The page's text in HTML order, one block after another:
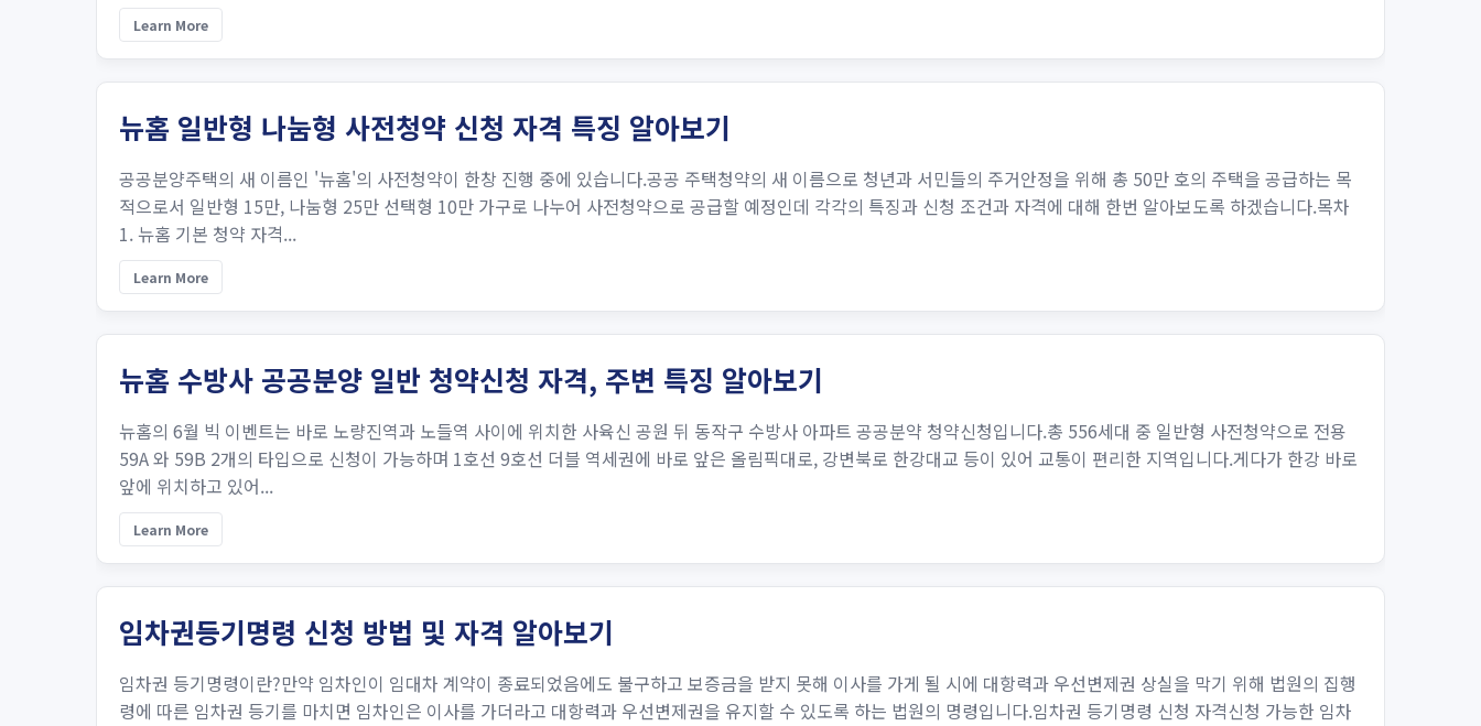
Learn More
뉴홈 일반형 나눔형 사전청약 신청 자격 특징 알아보기
공공분양주택의 새 이름인 '뉴홈'의 사전청약이 한창 진행 중에 있습니다.공공 주택청약의 새 이름으로 청년과 서민들의 주거안정을 위해 총 50만 호의 주택을 공급하는 목
적으로서 일반형 15만, 나눔형 25만 선택형 10만 가구로 나누어 사전청약으로 공급할 예정인데 각각의 특징과 신청 조건과 자격에 대해 한번 알아보도록 하겠습니다.목차
1. 뉴홈 기본 청약 자격...
Learn More
뉴홈 수방사 공공분양 일반 청약신청 자격, 주변 특징 알아보기
뉴홈의 6월 빅 이벤트는 바로 노량진역과 노들역 사이에 위치한 사육신 공원 뒤 동작구 수방사 아파트 공공분약 청약신청입니다.총 556세대 중 일반형 사전청약으로 전용
59A 와 59B 2개의 타입으로 신청이 가능하며 1호선 9호선 더블 역세권에 바로 앞은 올림픽대로, 강변북로 한강대교 등이 있어 교통이 편리한 지역입니다.게다가 한강 바로
앞에 위치하고 있어...
Learn More
임차권등기명령 신청 방법 및 자격 알아보기
임차권 등기명령이란?만약 임차인이 임대차 계약이 종료되었음에도 불구하고 보증금을 받지 못해 이사를 가게 될 시에 대항력과 우선변제권 상실을 막기 위해 법원의 집행
령에 따른 임차권 등기를 마치면 임차인은 이사를 가더라고 대항력과 우선변제권을 유지​할 수 있도록 하는 법원의 명령입니다.임차권 등기명령 신청 자격신청 가능한 임차